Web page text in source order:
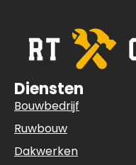
Diensten
Bouwbedrijf
Ruwbouw
Dakwerken